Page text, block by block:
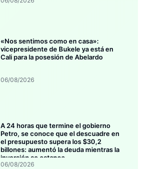
«Nos sentimos como en casa»:
vicepresidente de Bukele ya está en
Cali para la posesión de Abelardo
06/08/2026
A 24 horas que termine el gobierno
Petro, se conoce que el descuadre en
el presupuesto supera los $30,2
billones: aumentó la deuda mientras la
inversión se estanca
06/08/2026